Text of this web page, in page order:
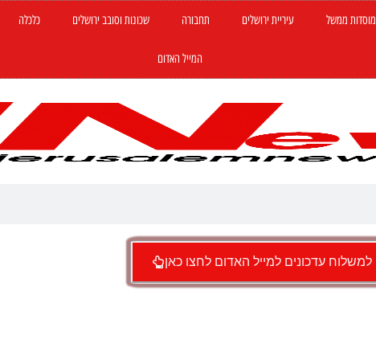
מוסדות ממשל עיריית ירושלים תחבורה שכונות וסובב ירושלים כלכלה
המייל האדום
למשלוח עדכונים למייל האדום לחצו כאן